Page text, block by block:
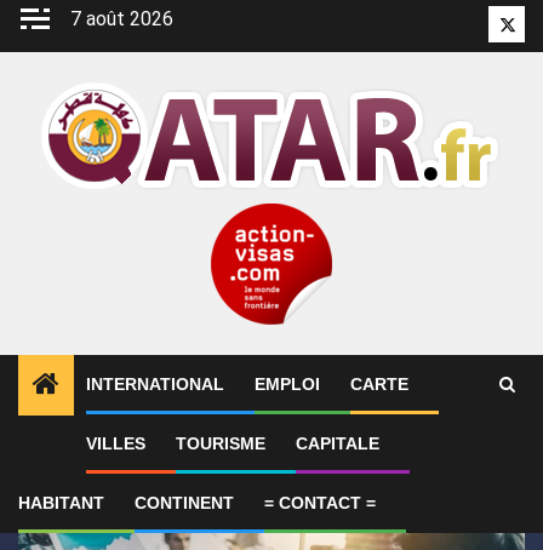
Aller
7 août 2026
INTERNATIONAL EMPLOI CARTE
VILLES TOURISME CAPITALE
HABITANT CONTINENT = CONTACT =
ALERTES INFO 1 SYNTHÈSE 2-Le Qatar fait état